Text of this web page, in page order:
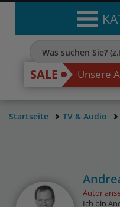
SALE Unsere
Startseite TV & Audio
Autor
Ich bin